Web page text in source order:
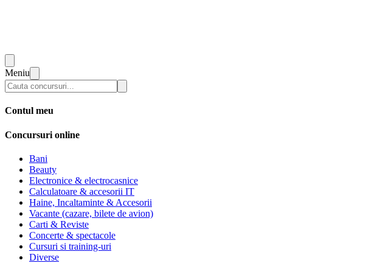
Meniu
Contul meu
Concursuri online
Bani
Beauty
Electronice & electrocasnice
Calculatoare & accesorii IT
Haine, Incaltaminte & Accesorii
Vacante (cazare, bilete de avion)
Carti & Reviste
Concerte & spectacole
Cursuri si training-uri
Diverse